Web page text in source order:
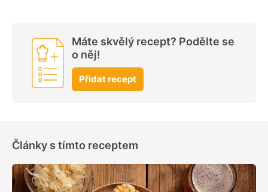
Máte skvělý recept? Podělte se
o něj!
Přidat recept
Články s tímto receptem